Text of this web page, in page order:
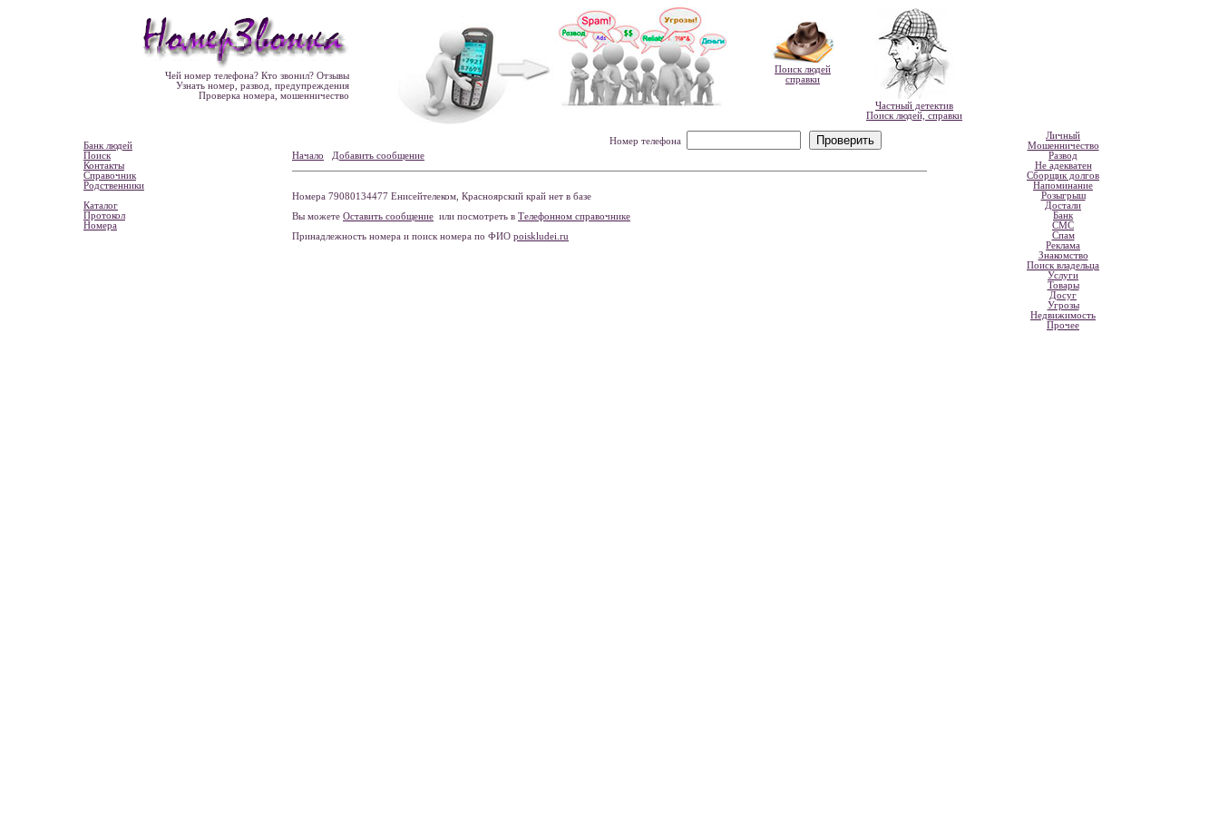
Чей номер телефона? Кто звонил? Отзывы
Узнать номер, развод, предупреждения
Проверка номера, мошенничество
Поиск людей
справки
Частный детектив
Поиск людей, справки
Банк людей
Поиск
Контакты
Справочник
Родственники
Каталог
Протокол
Номера
Номер телефона
Начало
Добавить сообщение
Номера 79080134477 Енисейтелеком, Красноярский край нет в базе
Вы можете Оставить сообщение или посмотреть в Телефонном справочнике
Принадлежность номера и поиск номера по ФИО poiskludei.ru
Личный
Мошенничество
Развод
Не адекватен
Сборщик долгов
Напоминание
Розыгрыш
Достали
Банк
СМС
Спам
Реклама
Знакомство
Поиск владельца
Услуги
Товары
Досуг
Угрозы
Недвижимость
Прочее